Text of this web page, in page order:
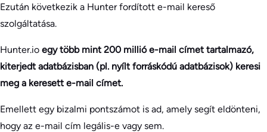
Ezután következik a Hunter fordított e-mail kereső
szolgáltatása.
Hunter.io egy több mint 200 millió e-mail címet tartalmazó,
kiterjedt adatbázisban (pl. nyílt forráskódú adatbázisok) keresi
meg a keresett e-mail címet.
Emellett egy bizalmi pontszámot is ad, amely segít eldönteni,
hogy az e-mail cím legális-e vagy sem.